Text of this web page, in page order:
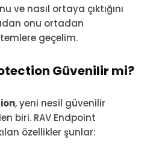
ve nasıl ortaya çıktığını
onu ortadan
geçelim.
Güvenilir mi?
, yeni nesil güvenilir
biri. RAV Endpoint
özellikler şunlar: